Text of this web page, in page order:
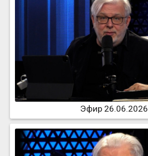
Эфир 26.06.2026